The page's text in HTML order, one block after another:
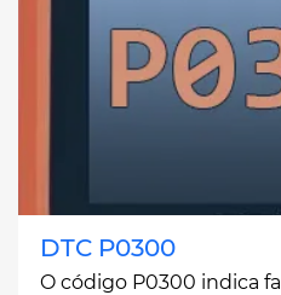
DTC P0300
O código P0300 indica